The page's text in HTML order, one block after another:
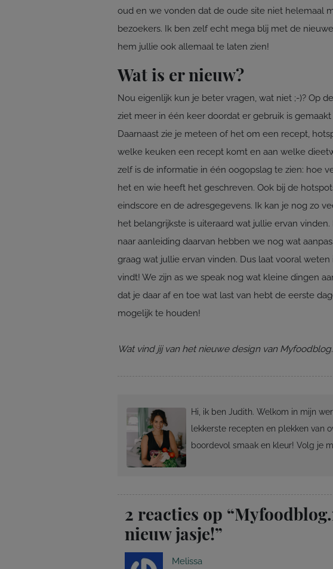
oud en we vonden dat de oude site niet helemaal
bezoekers. Ik ben zelf echt mega blij met de
hem jullie ook allemaal te laten zien!
Wat is er nieuw?
Nou eigenlijk kun je beter vragen, wat niet ;-)? Op
ziet meer in één keer doordat er gebruik is
Daarnaast zie je meteen of het om een recept,
welke keuken een recept komt en aan welke
zelf is de informatie in één oogopslag te zien: hoe
het en wie heeft het geschreven. Ook bij de
eindscore en de adresgegevens. Ik kan je nog zo
het belangrijkste is uiteraard wat jullie ervan
naar aanleiding daarvan hebben we nog wat
graag wat jullie ervan vinden. Dus laat vooral
vindt! We zijn as we speak nog wat kleine dingen
dat je daar af en toe wat last van hebt de eerste
mogelijk te houden!
Wat vind jij van het nieuwe design van
Hi, ik ben Judith. Welkom in mijn
lekkerste recepten en plekken van
boordevol smaak en kleur! Volg je
2 reacties op “
nieuw jasje!”
Melissa